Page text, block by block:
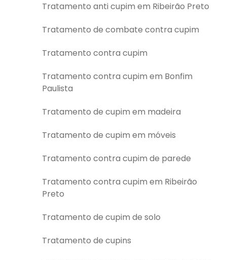
Tratamento anti cupim em Ribeirão Preto
Tratamento de combate contra cupim
Tratamento contra cupim
Tratamento contra cupim em Bonfim
Paulista
Tratamento de cupim em madeira
Tratamento de cupim em móveis
Tratamento contra cupim de parede
Tratamento contra cupim em Ribeirão
Preto
Tratamento de cupim de solo
Tratamento de cupins